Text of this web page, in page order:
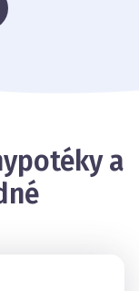
a